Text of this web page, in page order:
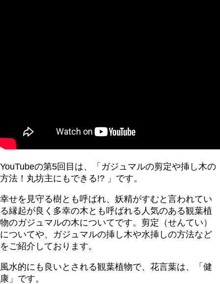
YouTubeの第5回目は、「ガジュマルの剪定や挿し木の
方法！丸坊主にもできる!? 」です。
幸せを見守る樹とも呼ばれ、妖精がすむと言われてい
る縁起が良く多幸の木とも呼ばれる人気のある観葉植
物のガジュマルの木についてです。剪定（せんてい）
についてや、ガジュマルの挿し木や水挿しの方法など
をご紹介しております。
風水的にも良いとされる観葉植物で、花言葉は、「健
康」です。